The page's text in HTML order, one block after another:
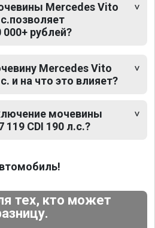
Mercedes Vito
рублей?
Mercedes Vito
и на что это влияет?
мочевины
119 CDI 190 л.с.?
тех, кто может